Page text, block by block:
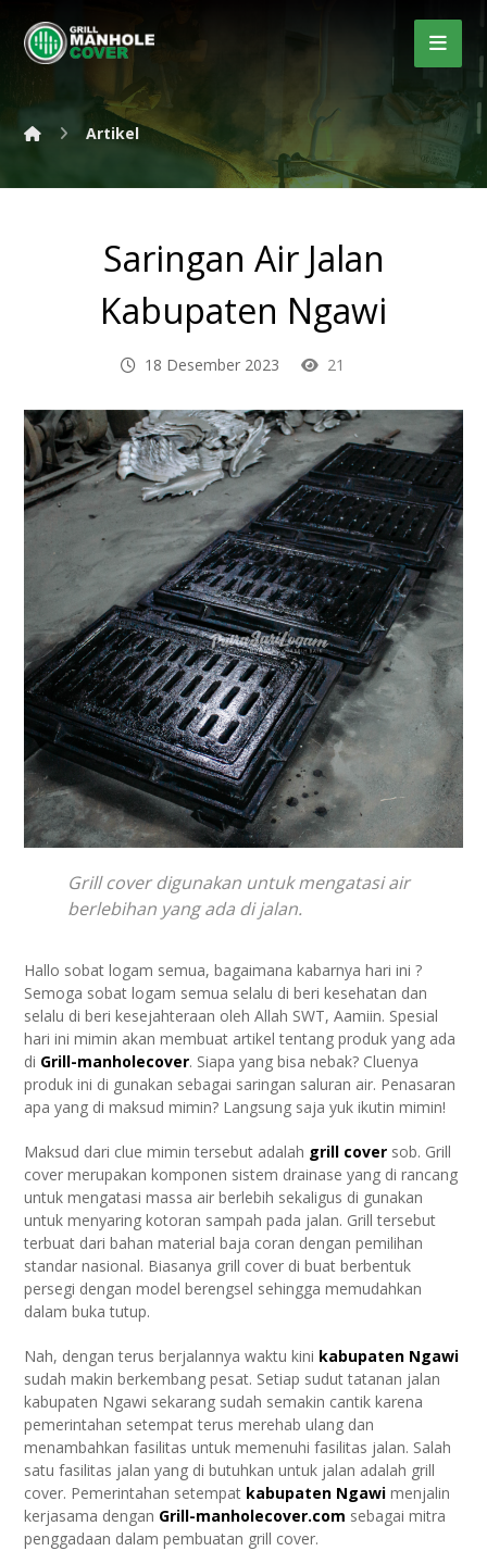
Artikel
Saringan Air Jalan
Kabupaten Ngawi
18 Desember 2023 21
Grill cover digunakan untuk mengatasi air
berlebihan yang ada di jalan.
Hallo sobat logam semua, bagaimana kabarnya hari ini ?
Semoga sobat logam semua selalu di beri kesehatan dan
selalu di beri kesejahteraan oleh Allah SWT, Aamiin. Spesial
hari ini mimin akan membuat artikel tentang produk yang ada
di Grill-manholecover. Siapa yang bisa nebak? Cluenya
produk ini di gunakan sebagai saringan saluran air. Penasaran
apa yang di maksud mimin? Langsung saja yuk ikutin mimin!
Maksud dari clue mimin tersebut adalah grill cover sob. Grill
cover merupakan komponen sistem drainase yang di rancang
untuk mengatasi massa air berlebih sekaligus di gunakan
untuk menyaring kotoran sampah pada jalan. Grill tersebut
terbuat dari bahan material baja coran dengan pemilihan
standar nasional. Biasanya grill cover di buat berbentuk
persegi dengan model berengsel sehingga memudahkan
dalam buka tutup.
Nah, dengan terus berjalannya waktu kini kabupaten Ngawi
sudah makin berkembang pesat. Setiap sudut tatanan jalan
kabupaten Ngawi sekarang sudah semakin cantik karena
pemerintahan setempat terus merehab ulang dan
menambahkan fasilitas untuk memenuhi fasilitas jalan. Salah
satu fasilitas jalan yang di butuhkan untuk jalan adalah grill
cover. Pemerintahan setempat kabupaten Ngawi menjalin
kerjasama dengan Grill-manholecover.com sebagai mitra
penggadaan dalam pembuatan grill cover.